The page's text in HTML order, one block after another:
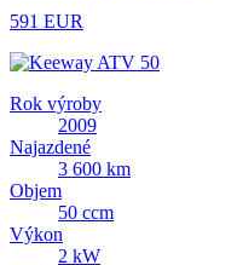
591 EUR
Rok výroby
2009
Najazdené
3 600 km
Objem
50 ccm
Výkon
2 kW